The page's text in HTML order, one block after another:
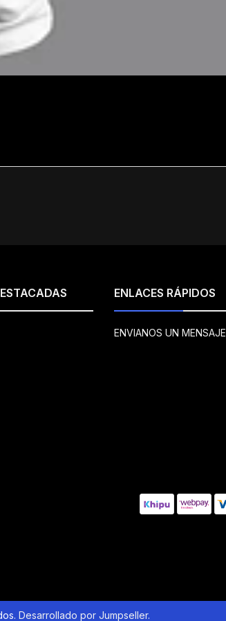
ENLACES RÁPIDOS
ENVIANOS UN MENSAJE
Desarrollado por Jumpseller.